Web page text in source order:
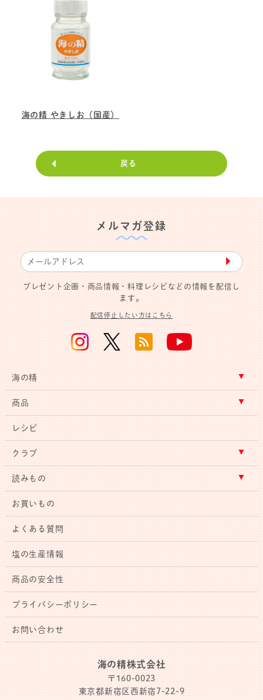
海の精 やきしお（国産）
戻る
メルマガ登録
▶︎
プレゼント企画・商品情報・料理レシピなどの情報を配信し
ます。
配信停止したい方はこちら
海の精
商品
レシピ
クラブ
読みもの
お買いもの
よくある質問
塩の生産情報
商品の安全性
プライバシーポリシー
お問い合わせ
海の精株式会社
〒160-0023
東京都新宿区西新宿7-22-9